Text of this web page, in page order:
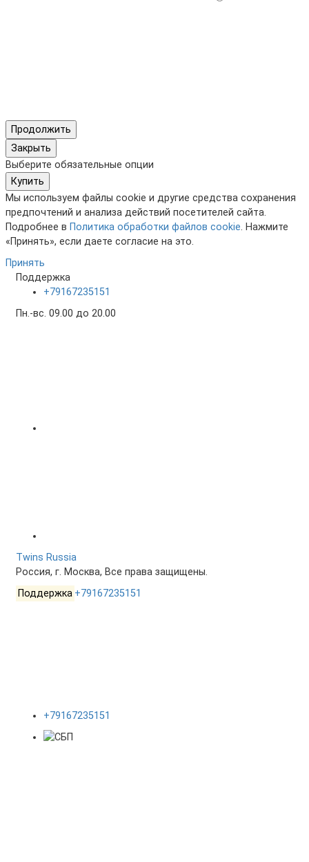
Продолжить
Закрыть
Выберите обязательные опции
Купить
Мы используем файлы cookie и другие средства сохранения
предпочтений и анализа действий посетителей сайта.
Подробнее в Политика обработки файлов cookie. Нажмите
«Принять», если даете согласие на это.
Принять
Поддержка
+79167235151
Пн.-вс. 09.00 до 20.00
Twins Russia
Россия, г. Москва, Все права защищены.
Поддержка +79167235151
+79167235151